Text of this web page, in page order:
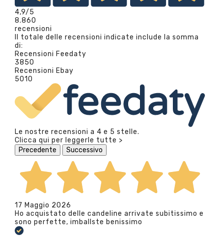
4,9/5
8.860
recensioni
Il totale delle recensioni indicate include la somma
di:
Recensioni Feedaty
3850
Recensioni Ebay
5010
Le nostre recensioni a 4 e 5 stelle.
Clicca qui per leggerle tutte >
Precedente
Successivo
17 Maggio 2026
Ho acquistato delle candeline arrivate subitissimo e
sono perfette, imballste benissimo